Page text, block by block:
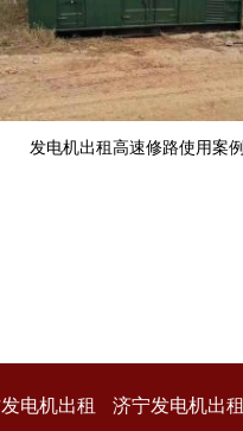
发电机出租高速修路使用案例
电机出租 济宁发电机出租